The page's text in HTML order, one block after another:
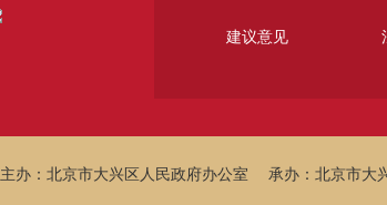
建议意见
主办：北京市大兴区人民政府办公室 承办：北京市大